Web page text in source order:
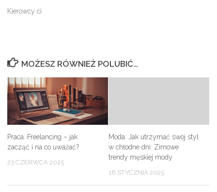
Kierowcy ci
MOŻESZ RÓWNIEŻ POLUBIĆ…
Praca: Freelancing – jak
zacząć i na co uważać?
23 CZERWCA 2025
Moda: Jak utrzymać swój styl
w chłodne dni: Zimowe
trendy męskiej mody
16 STYCZNIA 2025